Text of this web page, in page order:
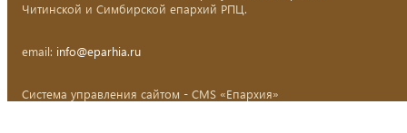
Читинской и Симбирской епархий РПЦ.
email: info@eparhia.ru
Система управления сайтом - CMS «Епархия»